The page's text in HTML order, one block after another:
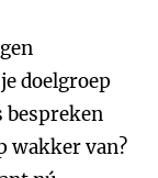
doelgroep
wakker van?